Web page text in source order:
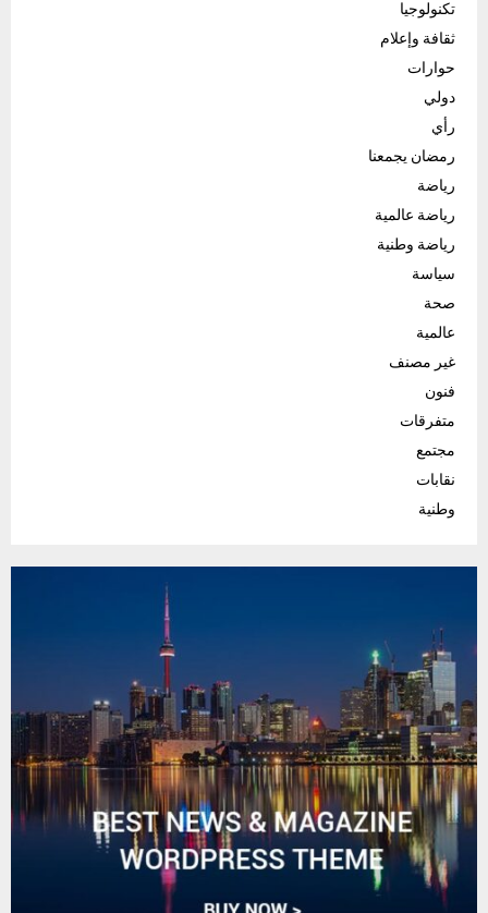
تكنولوجيا
ثقافة وإعلام
حوارات
دولي
رأي
رمضان يجمعنا
رياضة
رياضة عالمية
رياضة وطنية
سياسة
صحة
عالمية
غير مصنف
فنون
متفرقات
مجتمع
نقابات
وطنية